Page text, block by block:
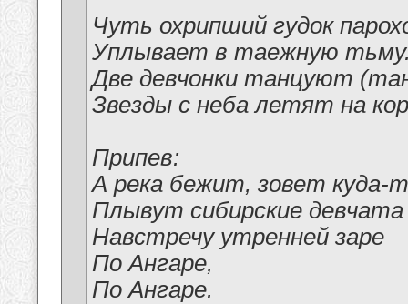
Чуть охрипший гудок
Уплывает в таежную
Две девчонки танцуют
Звезды с неба летят на
Припев:
А река бежит, зовет куда-
Плывут сибирские девчата
Навстречу утренней заре
По Ангаре,
По Ангаре.